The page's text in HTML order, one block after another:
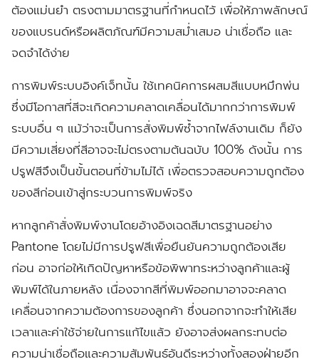
ต้องแม่นยำ ตรงตามมาตรฐานที่กำหนดไว้ เพื่อให้ภาพลักษณ์
ของแบรนด์หรือผลิตภัณฑ์มีความสม่ำเสมอ น่าเชื่อถือ และ
จดจำได้ง่าย
การพิมพ์ระบบอิงค์เจ็ทนั้น ใช้เทคนิคการผสมสีแบบหมึกพ่น
ซึ่งมีโอกาสที่สีจะเกิดความคลาดเคลื่อนได้มากกว่าการพิมพ์
ระบบอื่น ๆ แม้ว่าจะเป็นการสั่งพิมพ์ซ้ำจากไฟล์งานเดิม ก็ยัง
มีความเสี่ยงที่สีอาจจะไม่ตรงตามต้นฉบับ 100% ดังนั้น การ
ปรูฟสีจึงเป็นขั้นตอนที่ข้ามไม่ได้ เพื่อตรวจสอบความถูกต้อง
ของสีก่อนเข้าสู่กระบวนการพิมพ์จริง
หากลูกค้าสั่งพิมพ์งานโดยอ้างอิงเฉดสีมาตรฐานอย่าง
Pantone โดยไม่มีการปรูฟสีเพื่อยืนยันความถูกต้องเสีย
ก่อน อาจก่อให้เกิดปัญหาหรือข้อพิพาทระหว่างลูกค้าและผู้
พิมพ์ได้ในภายหลัง เนื่องจากสีที่พิมพ์ออกมาอาจจะคลาด
เคลื่อนจากความต้องการของลูกค้า ซึ่งนอกจากจะทำให้เสีย
เวลาและค่าใช้จ่ายในการแก้ไขแล้ว ยังอาจส่งผลกระทบต่อ
ความน่าเชื่อถือและความสัมพันธ์อันดีระหว่างทั้งสองฝ่ายอีก